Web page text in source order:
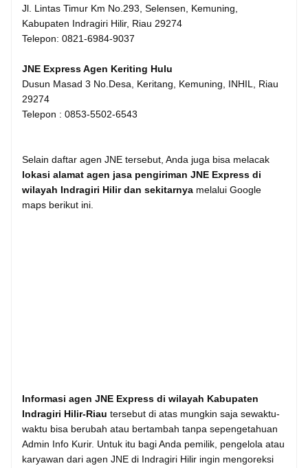
Jl. Lintas Timur Km No.293, Selensen, Kemuning,
Kabupaten Indragiri Hilir, Riau 29274
Telepon: 0821-6984-9037
JNE Express Agen Keriting Hulu
Dusun Masad 3 No.Desa, Keritang, Kemuning, INHIL, Riau
29274
Telepon : 0853-5502-6543
Selain daftar agen JNE tersebut, Anda juga bisa melacak
lokasi alamat agen jasa pengiriman JNE Express di
wilayah Indragiri Hilir dan sekitarnya melalui Google
maps berikut ini.
Informasi agen JNE Express di wilayah Kabupaten
Indragiri Hilir-Riau tersebut di atas mungkin saja sewaktu-
waktu bisa berubah atau bertambah tanpa sepengetahuan
Admin Info Kurir. Untuk itu bagi Anda pemilik, pengelola atau
karyawan dari agen JNE di Indragiri Hilir ingin mengoreksi